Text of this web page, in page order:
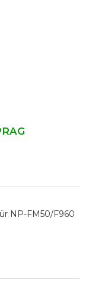
NP-FM50/F960